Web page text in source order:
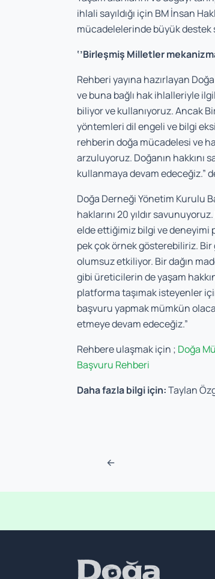
ihlali sayıldığı için BM İnsan
mücadelelerinde büyük
‘’Birleşmiş Milletler
Rehberi yayına hazırlayan
ve buna bağlı hak ihlalleriyle
biliyor ve kullanıyoruz. Ancak
yöntemleri dil engeli ve bilgi
rehberin doğa mücadelesi ve
arzuluyoruz. Doğanın
kullanmaya devam edeceğiz.”
Doğa Derneği Yönetim Kurulu
haklarını 20 yıldır
elde ettiğimiz bilgi ve deneyimi
pek çok örnek gösterebiliriz. Bir
olumsuz etkiliyor. Bir dağın
gibi üreticilerin de yaşam
platforma taşımak isteyenler
başvuru yapmak mümkün
etmeye devam edeceğiz.”
Rehbere ulaşmak için ; Doğa
Başvuru Rehberi
Daha fazla bilgi için:Taylan
Post
←